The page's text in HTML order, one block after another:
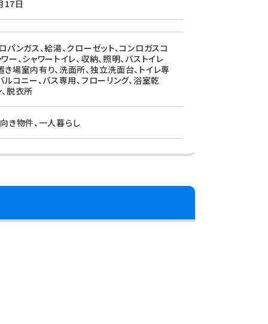
17日
パンガス、給湯、クローゼット、コンロガスコ
ー、シャワートイレ、収納、照明、バストイレ
き場室内有り、洗面所、独立洗面台、トイレ専
ルコニー、バス専用、フローリング、浴室乾
脱衣所
き物件、一人暮らし